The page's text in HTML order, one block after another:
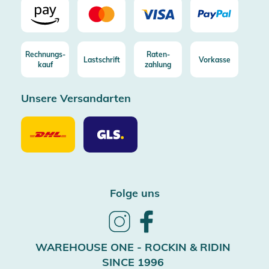
Rechnungs-
kauf
Lastschrift
Raten-
zahlung
Vorkasse
Unsere Versandarten
Unsere
Versandarten
DHL
Unsere
Versandarten
GLS
Folge uns
Follow
InstagramFacebook
WAREHOUSE ONE - ROCKIN & RIDIN
SINCE 1996